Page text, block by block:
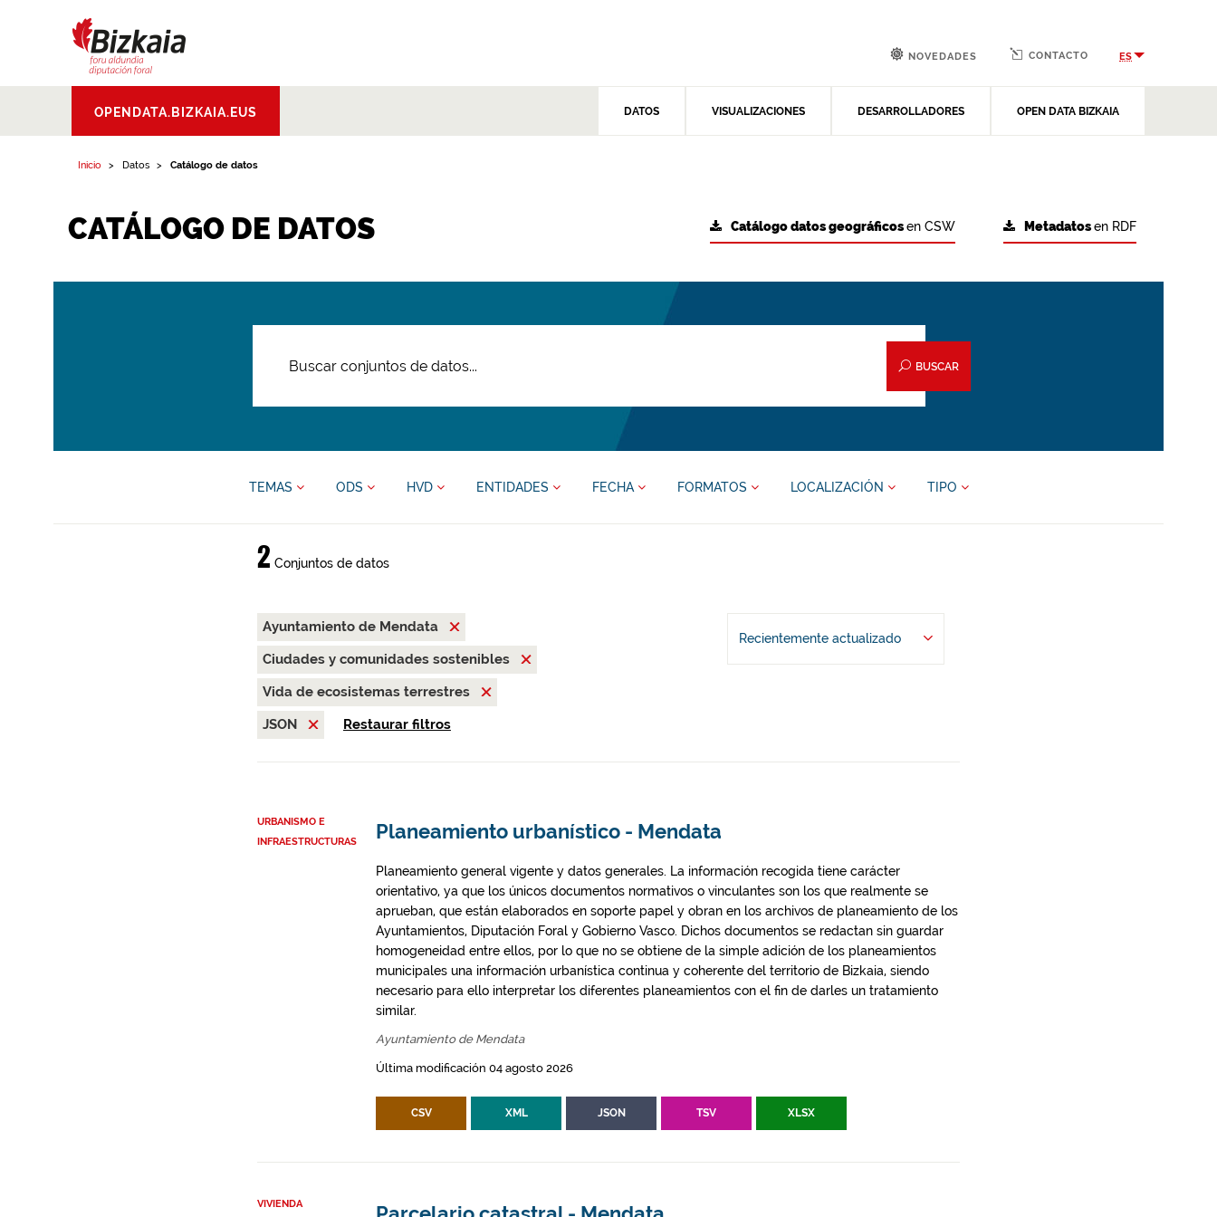
Aldundia.Diputacion
Foral de Bizkaia
OPENDATA.BIZKAIA.EUS DATOS VISUALIZACIONES DESARROLLADORES OPEN DATA BIZKAIA
NOVEDADES CONTACTO ES
Inicio Datos Catálogo de datos
CATÁLOGO DE DATOS Metadatosen RDF
Catálogo datos geográficosen CSW
BUSCAR
TEMAS ODS HVD ENTIDADES FECHA FORMATOS LOCALIZACIÓN TIPO
2 Conjuntos de datos
Ayuntamiento de Mendata
Ciudades y comunidades sostenibles
Vida de ecosistemas terrestres
JSON
Restaurar filtros
Recientemente actualizado
URBANISMO E
INFRAESTRUCTURAS
Planeamiento urbanístico - Mendata
Planeamiento general vigente y datos generales. La información recogida tiene carácter
orientativo, ya que los únicos documentos normativos o vinculantes son los que realmente se
aprueban, que están elaborados en soporte papel y obran en los archivos de planeamiento de los
Ayuntamientos, Diputación Foral y Gobierno Vasco. Dichos documentos se redactan sin guardar
homogeneidad entre ellos, por lo que no se obtiene de la simple adición de los planeamientos
municipales una información urbanística continua y coherente del territorio de Bizkaia, siendo
necesario para ello interpretar los diferentes planeamientos con el fin de darles un tratamiento
similar.
Ayuntamiento de Mendata
Última modificación 04 agosto 2026
CSV XML JSON TSV XLSX
VIVIENDA